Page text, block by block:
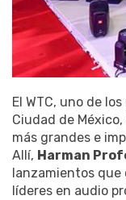
El WTC, uno de
Ciudad de
más grandes e
Allí, Harman
lanzamientos que
líderes en audio